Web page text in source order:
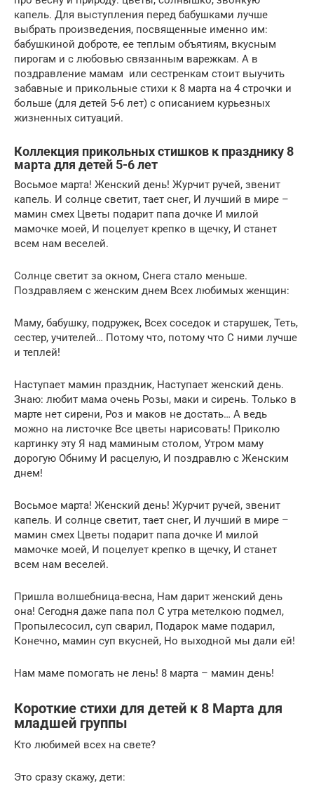
капель. Для выступления перед бабушками лучше
выбрать произведения, посвященные именно им:
бабушкиной доброте, ее теплым объятиям, вкусным
пирогам и с любовью связанным варежкам. А в
поздравление мамам или сестренкам стоит выучить
забавные и прикольные стихи к 8 марта на 4 строчки и
больше (для детей 5-6 лет) с описанием курьезных
жизненных ситуаций.
Коллекция прикольных стишков к празднику 8
марта для детей 5-6 лет
Восьмое марта! Женский день! Журчит ручей, звенит
капель. И солнце светит, тает снег, И лучший в мире –
мамин смех Цветы подарит папа дочке И милой
мамочке моей, И поцелует крепко в щечку, И станет
всем нам веселей.
Солнце светит за окном, Снега стало меньше.
Поздравляем с женским днем Всех любимых женщин:
Маму, бабушку, подружек, Всех соседок и старушек, Теть,
сестер, учителей… Потому что, потому что С ними лучше
и теплей!
Наступает мамин праздник, Наступает женский день.
Знаю: любит мама очень Розы, маки и сирень. Только в
марте нет сирени, Роз и маков не достать… А ведь
можно на листочке Все цветы нарисовать! Приколю
картинку эту Я над маминым столом, Утром маму
дорогую Обниму И расцелую, И поздравлю с Женским
днем!
Восьмое марта! Женский день! Журчит ручей, звенит
капель. И солнце светит, тает снег, И лучший в мире –
мамин смех Цветы подарит папа дочке И милой
мамочке моей, И поцелует крепко в щечку, И станет
всем нам веселей.
Пришла волшебница-весна, Нам дарит женский день
она! Сегодня даже папа пол С утра метелкою подмел,
Пропылесосил, суп сварил, Подарок маме подарил,
Конечно, мамин суп вкусней, Но выходной мы дали ей!
Нам маме помогать не лень! 8 марта – мамин день!
Короткие стихи для детей к 8 Марта для
младшей группы
Кто любимей всех на свете?
Это сразу скажу, дети: